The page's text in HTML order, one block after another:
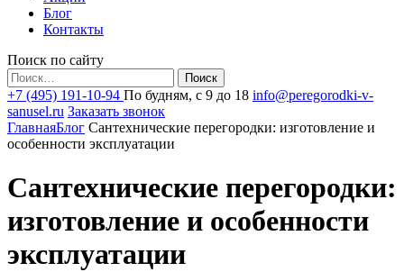
Блог
Контакты
Поиск по сайту
Найти:
+7 (495) 191-10-94 По будням, с 9 до 18 info@peregorodki-v-
sanusel.ru Заказать звонок
ГлавнаяБлог Сантехнические перегородки: изготовление и
особенности эксплуатации
Сантехнические перегородки:
изготовление и особенности
эксплуатации